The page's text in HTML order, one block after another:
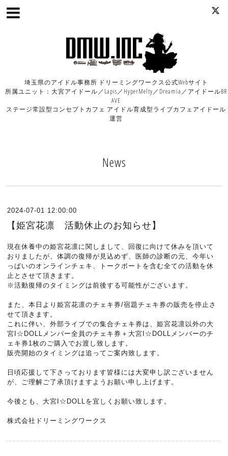
埼玉県のアイドル事務所 ドリーミングワークス公式Webサイト
所属ユニット：大宮アイドール／Lapis／HyperMelty／Dreamia／アイドールBR
AVE
ステージ常設型コンセプトカフェ アイドル育成型ライブカフェアイドール
運営
News
2024-07-01 12:00:00
【姫宮花凛 活動休止のお知らせ】
現在休養中の姫宮花凛に関しまして、回復に向けて休みを頂いて
おりましたが、体調の復帰が見込めず、医師の診断の元、今年い
っぱいのオンラインチェキ、トークポートを含む全ての活動を休
止とさせて頂きます。
※活動復帰のタイミングは前後する可能性がございます。
また、本日より姫宮花凛のチェキ券/宿題チェキ券の販売を停止さ
せて頂きます。
これに伴い、外部ライブでの集合チェキ券は、姫宮花凛以外の大
宮I☆DOLLメンバー全員のチェキ券＋大宮I☆DOLLメンバーのチ
ェキ券1枚のご購入でお渡し致します。
販売開始のタイミングは追ってご案内致します。
日頃応援して下さっております皆様には大変申し訳ございません
が、ご理解ご了承頂けますようお願い申し上げます。
今後とも、大宮I☆DOLLを宜しくお願い致します。
株式会社ドリーミングワークス